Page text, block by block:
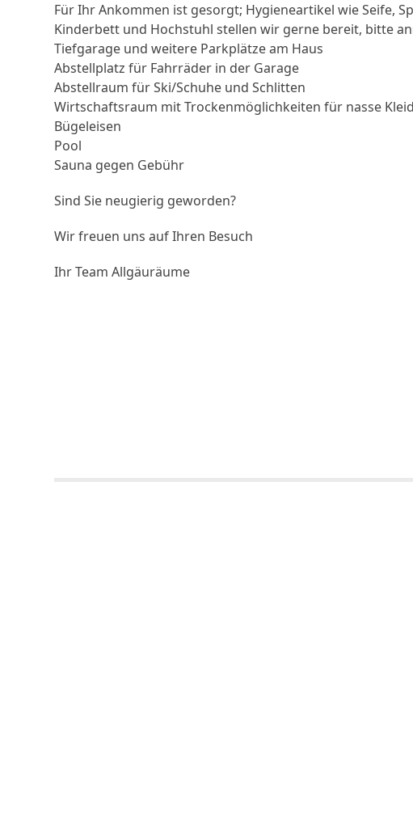
Für Ihr Ankommen ist gesorgt; Hygieneartikel wie Seife,
Kinderbett und Hochstuhl stellen wir gerne bereit, bitte
Tiefgarage und weitere Parkplätze am Haus
Abstellplatz für Fahrräder in der Garage
Abstellraum für Ski/Schuhe und Schlitten
Wirtschaftsraum mit Trockenmöglichkeiten für nasse
Bügeleisen
Pool
Sauna gegen Gebühr
Sind Sie neugierig geworden?
Wir freuen uns auf Ihren Besuch
Ihr Team Allgäuräume